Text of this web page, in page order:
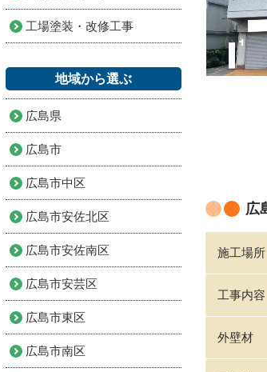
広
施工場所
工事内容
外壁材
工場塗装・改修工事
地域から選ぶ
広島県
広島市
広島市中区
広島市安佐北区
広島市安佐南区
広島市安芸区
広島市東区
広島市南区